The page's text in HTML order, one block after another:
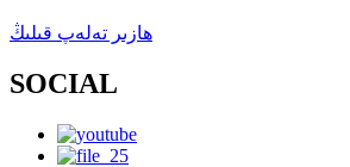
ھازىر تەلەپ قىلىڭ
SOCIAL